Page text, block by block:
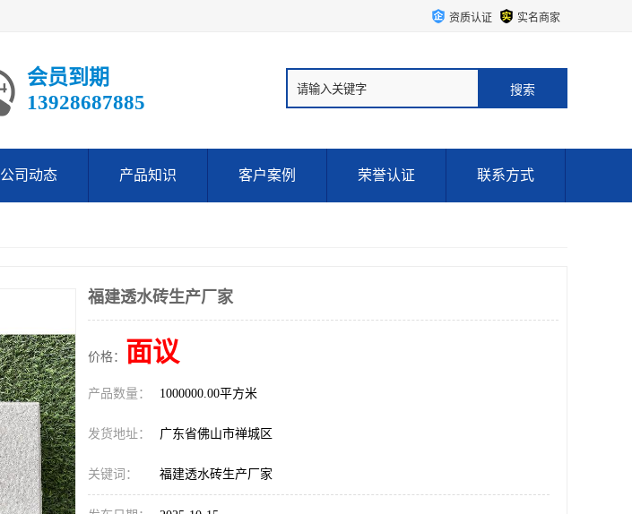
资质认证 实名商家
会员到期
13928687885
公司动态 产品知识 客户案例 荣誉认证 联系方式
福建透水砖生产厂家
价格： 面议
产品数量： 1000000.00平方米
发货地址： 广东省佛山市禅城区
关键词： 福建透水砖生产厂家